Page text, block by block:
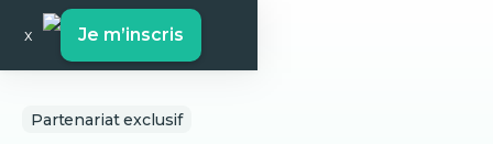
x Je m’inscris
Partenariat exclusif